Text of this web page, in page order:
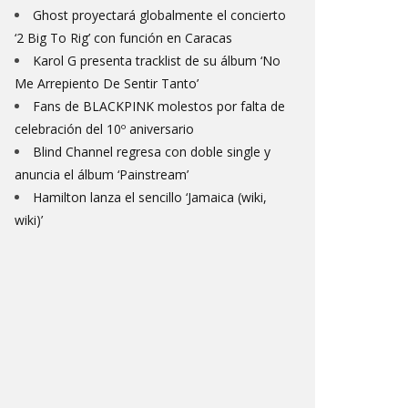
Ghost proyectará globalmente el concierto
‘2 Big To Rig’ con función en Caracas
Karol G presenta tracklist de su álbum ‘No
Me Arrepiento De Sentir Tanto’
Fans de BLACKPINK molestos por falta de
celebración del 10º aniversario
Blind Channel regresa con doble single y
anuncia el álbum ‘Painstream’
Hamilton lanza el sencillo ‘Jamaica (wiki,
wiki)’